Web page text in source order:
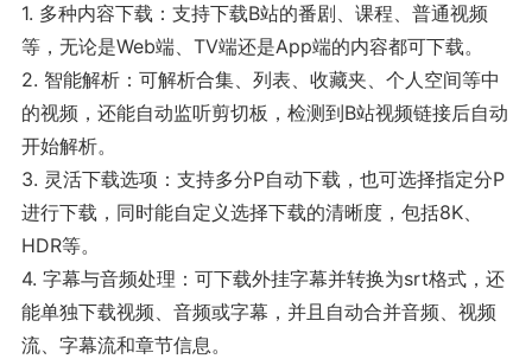
1. 多种内容下载：支持下载B站的番剧、课程、普通视频
等，无论是Web端、TV端还是App端的内容都可下载。
2. 智能解析：可解析合集、列表、收藏夹、个人空间等中
的视频，还能自动监听剪切板，检测到B站视频链接后自动
开始解析。
3. 灵活下载选项：支持多分P自动下载，也可选择指定分P
进行下载，同时能自定义选择下载的清晰度，包括8K、
HDR等。
4. 字幕与音频处理：可下载外挂字幕并转换为srt格式，还
能单独下载视频、音频或字幕，并且自动合并音频、视频
流、字幕流和章节信息。